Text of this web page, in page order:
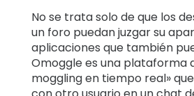
No se trata solo de que los
un foro puedan juzgar su
aplicaciones que también
Omoggle es una plataforma
moggling en tiempo real»